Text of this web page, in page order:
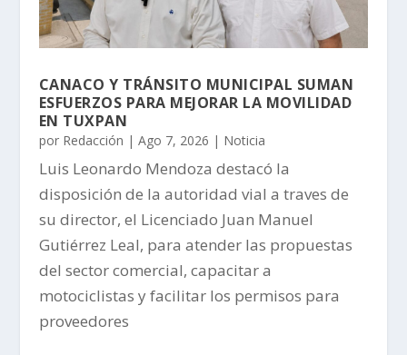
CANACO Y TRÁNSITO MUNICIPAL SUMAN
ESFUERZOS PARA MEJORAR LA MOVILIDAD
EN TUXPAN
por Redacción | Ago 7, 2026 | Noticia
Luis Leonardo Mendoza destacó la
disposición de la autoridad vial a traves de
su director, el Licenciado Juan Manuel
Gutiérrez Leal, para atender las propuestas
del sector comercial, capacitar a
motociclistas y facilitar los permisos para
proveedores